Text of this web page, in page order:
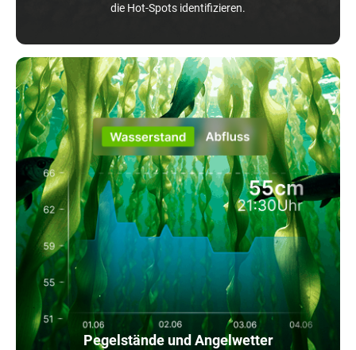
die Hot-Spots identifizieren.
Pegelstände und Angelwetter